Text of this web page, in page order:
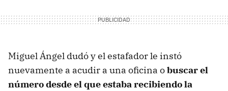
Miguel Ángel dudó y el estafador le instó
nuevamente a acudir a una oficina obuscar el
número desde el que estaba recibiendo la